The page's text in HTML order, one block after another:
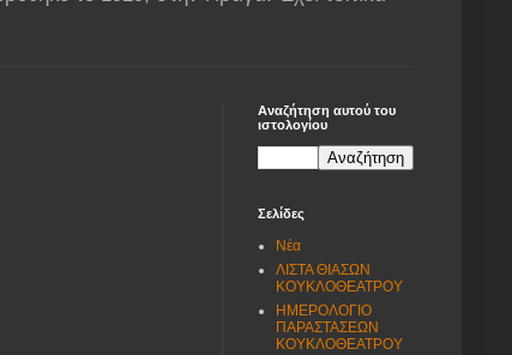
Αναζήτηση αυτού του
ιστολογίου
Σελίδες
Νέα
ΛΙΣΤΑ ΘΙΑΣΩΝ
ΚΟΥΚΛΟΘΕΑΤΡΟΥ
ΗΜΕΡΟΛΟΓΙΟ
ΠΑΡΑΣΤΑΣΕΩΝ
ΚΟΥΚΛΟΘΕΑΤΡΟΥ